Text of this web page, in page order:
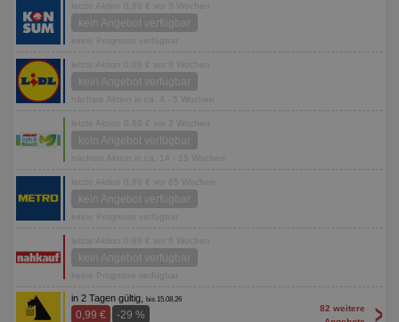
letzte Aktion 0,89 € vor 3 Wochen
kein Angebot verfügbar
keine Prognose verfügbar
letzte Aktion 0,89 € vor 9 Wochen
kein Angebot verfügbar
nächste Aktion in ca. 4 - 5 Wochen
letzte Aktion 0,89 € vor 3 Wochen
kein Angebot verfügbar
nächste Aktion in ca. 14 - 15 Wochen
letzte Aktion 0,89 € vor 65 Wochen
kein Angebot verfügbar
keine Prognose verfügbar
letzte Aktion 0,89 € vor 6 Wochen
kein Angebot verfügbar
keine Prognose verfügbar
in 2 Tagen gültig, bis 15.08.26
0,99 € -29 %
82 weitere
>